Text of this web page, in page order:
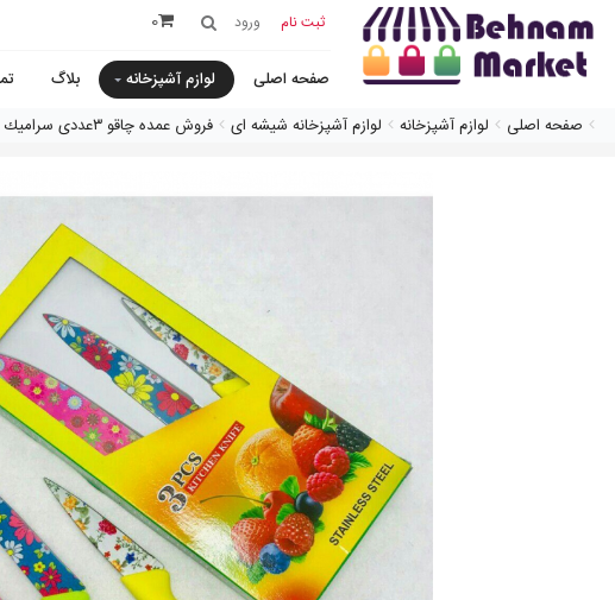
ثبت نام ورود 0
صفحه اصلی لوازم آشپزخانه بلاگ
صفحه اصلی
لوازم آشپزخانه لوازم آشپزخانه شیشه ای فروش عمده چاقو ٣عددی سراميك گلدار